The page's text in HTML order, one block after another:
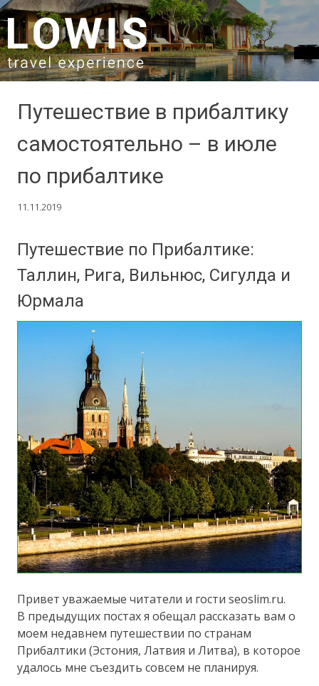
SKIP TO CONTENT
Путешествие в прибалтику
самостоятельно – в июле
по прибалтике
11.11.2019
Путешествие по Прибалтике:
Таллин, Рига, Вильнюс, Сигулда и
Юрмала
Привет уважаемые читатели и гости seoslim.ru.
В предыдущих постах я обещал рассказать вам о
моем недавнем путешествии по странам
Прибалтики (Эстония, Латвия и Литва), в которое
удалось мне съездить совсем не планируя.